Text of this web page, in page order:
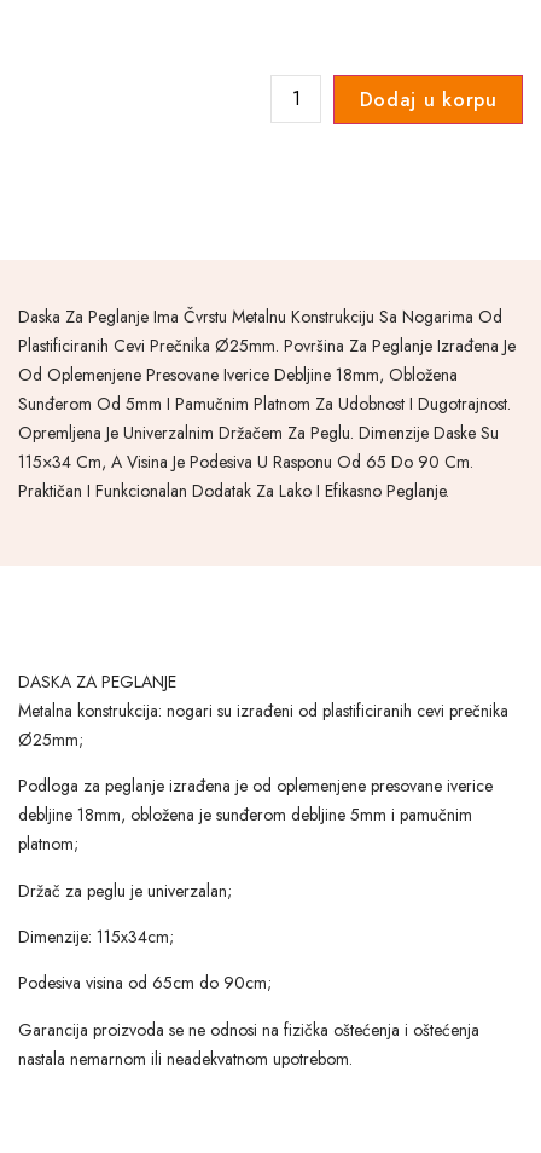
Dodaj u korpu
Daska Za Peglanje Ima Čvrstu Metalnu Konstrukciju Sa Nogarima Od
Plastificiranih Cevi Prečnika Ø25mm. Površina Za Peglanje Izrađena Je
Od Oplemenjene Presovane Iverice Debljine 18mm, Obložena
Sunđerom Od 5mm I Pamučnim Platnom Za Udobnost I Dugotrajnost.
Opremljena Je Univerzalnim Držačem Za Peglu. Dimenzije Daske Su
115×34 Cm, A Visina Je Podesiva U Rasponu Od 65 Do 90 Cm.
Praktičan I Funkcionalan Dodatak Za Lako I Efikasno Peglanje.
DASKA ZA PEGLANJE
Metalna konstrukcija: nogari su izrađeni od plastificiranih cevi prečnika
Ø25mm;
Podloga za peglanje izrađena je od oplemenjene presovane iverice
debljine 18mm, obložena je sunđerom debljine 5mm i pamučnim
platnom;
Držač za peglu je univerzalan;
Dimenzije: 115x34cm;
Podesiva visina od 65cm do 90cm;
Garancija proizvoda se ne odnosi na fizička oštećenja i oštećenja
nastala nemarnom ili neadekvatnom upotrebom.